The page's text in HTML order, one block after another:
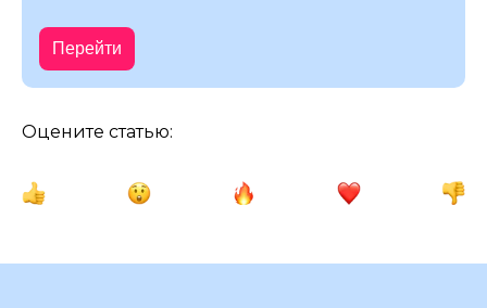
Перейти
Оцените статью: